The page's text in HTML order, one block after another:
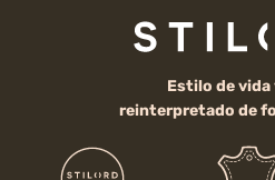
Estilo de
reinterpretado de